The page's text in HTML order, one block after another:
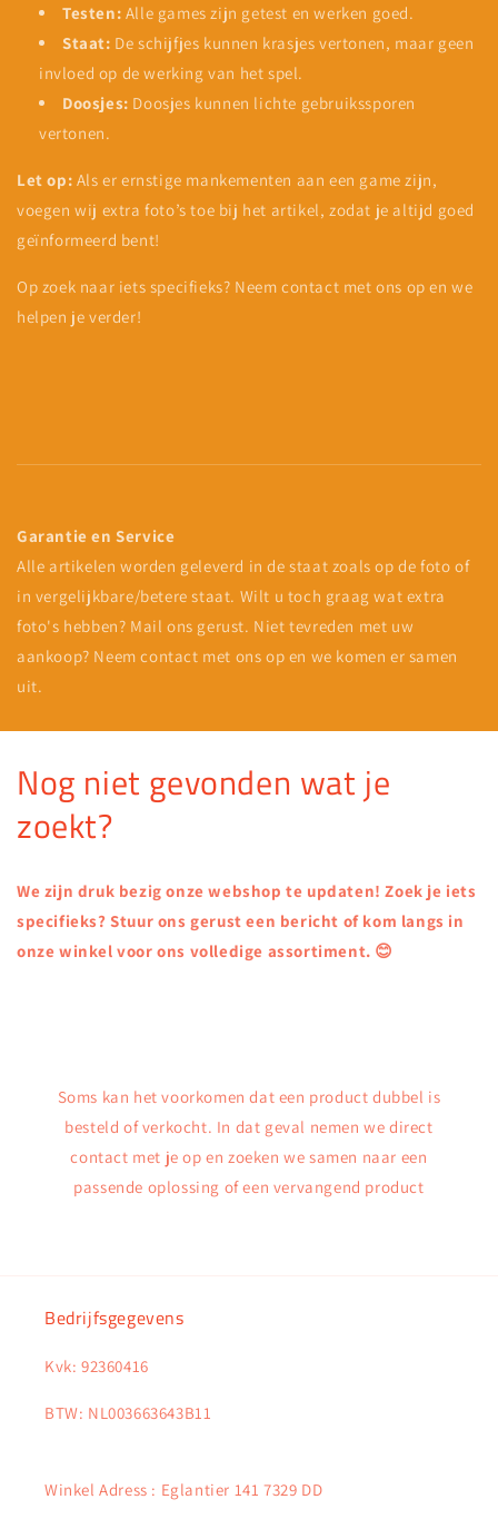
Testen: Alle games zijn getest en werken goed.
Staat: De schijfjes kunnen krasjes vertonen, maar geen
invloed op de werking van het spel.
Doosjes: Doosjes kunnen lichte gebruikssporen
vertonen.
Let op: Als er ernstige mankementen aan een game zijn,
voegen wij extra foto’s toe bij het artikel, zodat je altijd goed
geïnformeerd bent!
Op zoek naar iets specifieks? Neem contact met ons op en we
helpen je verder!
Garantie en Service
Alle artikelen worden geleverd in de staat zoals op de foto of
in vergelijkbare/betere staat. Wilt u toch graag wat extra
foto's hebben? Mail ons gerust. Niet tevreden met uw
aankoop? Neem contact met ons op en we komen er samen
uit.
Nog niet gevonden wat je
zoekt?
We zijn druk bezig onze webshop te updaten! Zoek je iets
specifieks? Stuur ons gerust een bericht of kom langs in
onze winkel voor ons volledige assortiment. 😊
Soms kan het voorkomen dat een product dubbel is
besteld of verkocht. In dat geval nemen we direct
contact met je op en zoeken we samen naar een
passende oplossing of een vervangend product
Bedrijfsgegevens
Kvk: 92360416
BTW: NL003663643B11
Winkel Adress : Eglantier 141 7329 DD